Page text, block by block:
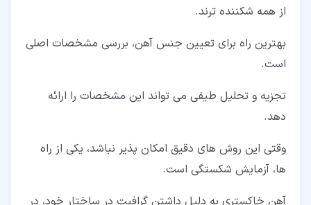
از همه شکننده ترند.
بهترین راه برای تعیین جنس آهن، بررسی مشخصات اصلی
است.
تجزیه و تحلیل طیفی می تواند این مشخصات را ارائه
دهد.
وقتی این روش های دقیق امکان پذیر نباشد، یکی از راه
ها، آزمایش شکستگی است.
آهن خاکستری به دلیل داشتن گرافیت در ساختار خود، در